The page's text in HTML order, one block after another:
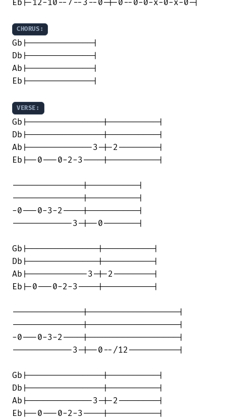
Eb|-12-10--7--3--0-|-0--0-0-x-0-x-0-|
CHORUS:
Gb|-------------|
Db|-------------|
Ab|-------------|
Eb|-------------|
VERSE:
Gb|---------------|----------|
Db|---------------|----------|
Ab|-------------3-|-2--------|
Eb|--0---0-2-3----|----------|
--------------|----------|
--------------|----------|
-0---0-3-2----|----------|
------------3-|--0-------|
Gb|--------------|----------|
Db|--------------|----------|
Ab|------------3-|-2--------|
Eb|-0---0-2-3----|----------|
--------------|------------------|
--------------|------------------|
-0---0-3-2----|------------------|
------------3-|--0--/12----------|
Gb|---------------|----------|
Db|---------------|----------|
Ab|-------------3-|-2--------|
Eb|--0---0-2-3----|----------|